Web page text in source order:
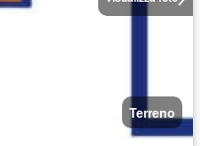
Terreno